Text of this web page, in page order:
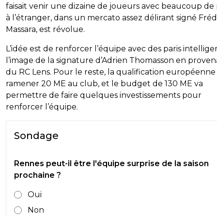
faisait venir une dizaine de joueurs avec beaucoup de
à l’étranger, dans un mercato assez délirant signé
Massara, est révolue.
L’idée est de renforcer l’équipe avec des paris
l’image de la signature d’Adrien Thomasson en
du RC Lens. Pour le reste, la qualification européenne
ramener 20 ME au club, et le budget de 130 ME va
permettre de faire quelques investissements pour
renforcer l’équipe.
Sondage
Rennes peut-il être l'équipe surprise de la saison
prochaine ?
Oui
Non